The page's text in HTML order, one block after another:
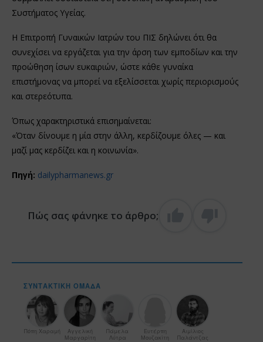
Συστήματος Υγείας.
Η Επιτροπή Γυναικών Ιατρών του ΠΙΣ δηλώνει ότι θα
συνεχίσει να εργάζεται για την άρση των εμποδίων και την
προώθηση ίσων ευκαιριών, ώστε κάθε γυναίκα
επιστήμονας να μπορεί να εξελίσσεται χωρίς περιορισμούς
και στερεότυπα.
Όπως χαρακτηριστικά επισημαίνεται:
«Όταν δίνουμε η μία στην άλλη, κερδίζουμε όλες — και
μαζί μας κερδίζει και η κοινωνία».
Πηγή: dailypharmanews.gr
Πώς σας φάνηκε το άρθρο;
ΣΥΝΤΑΚΤΙΚΉ ΟΜΆΔΑ
Πόπη Χαραμή
Αγγελική
Μαργαρίτη
Πάμελα
Λύτρα
Ευτέρπη
Μουζακίτη
Αιμίλιος
Παλάντζας